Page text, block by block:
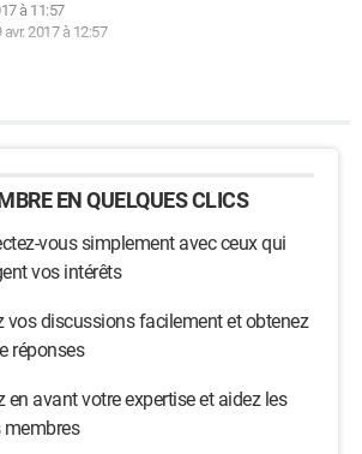
à 11:57
avr. 2017 à 12:57
EN QUELQUES CLICS
vous simplement avec ceux qui
vos intérêts
vos discussions facilement et obtenez
réponses
en avant votre expertise et aidez les
membres